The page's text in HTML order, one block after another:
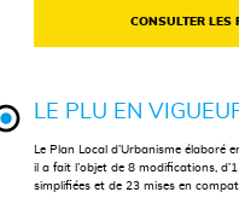
CONSULTER LES
LE PLU EN
Le Plan Local d’Urbanisme élaboré
il a fait l’objet de 8 modifications,
simplifiées et de 23 mises en